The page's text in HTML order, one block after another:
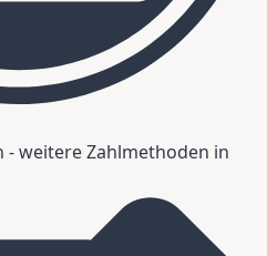
- weitere Zahlmethoden in